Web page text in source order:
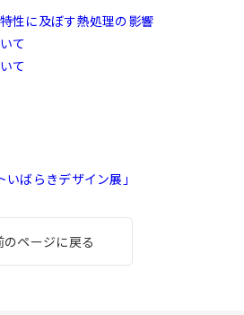
性に及ぼす熱処理の影響
て
て
ばらきデザイン展」
のページに戻る